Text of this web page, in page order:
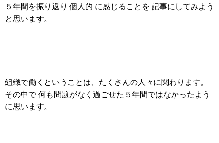
５年間を振り返り 個人的 に感じることを 記事にしてみよう
と思います。
組織で働くということは、たくさんの人々に関わります。
その中で 何も問題がなく過ごせた５年間ではなかったよう
に思います。